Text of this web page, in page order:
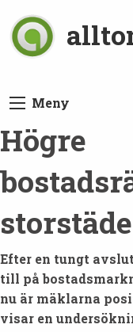
Meny
Högre
Efter en tungt
till på
nu är mäklarna
visar en